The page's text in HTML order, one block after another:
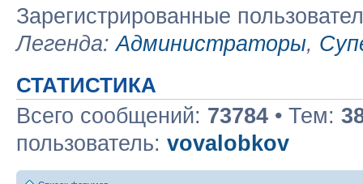
Зарегистрированные
Легенда:Администраторы,
СТАТИСТИКА
Всего сообщений: 73784 • Тем:
пользователь: vovalobkov